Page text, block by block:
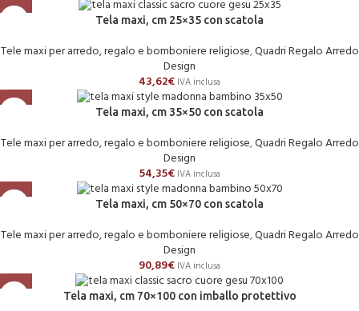
Tela maxi, cm 25×35 con scatola
Tele maxi per arredo, regalo e bomboniere religiose,Quadri Regalo Arredo
Design
43,62€ IVA inclusa
Tela maxi, cm 35×50 con scatola
Tele maxi per arredo, regalo e bomboniere religiose,Quadri Regalo Arredo
Design
54,35€ IVA inclusa
Tela maxi, cm 50×70 con scatola
Tele maxi per arredo, regalo e bomboniere religiose,Quadri Regalo Arredo
Design
90,89€ IVA inclusa
Tela maxi, cm 70×100 con imballo protettivo